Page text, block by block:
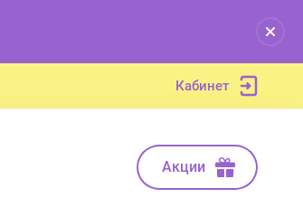
Кабинет
Акции